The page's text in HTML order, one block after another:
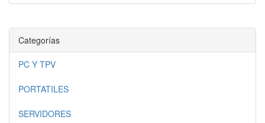
Categorías
PC Y TPV
PORTATILES
SERVIDORES